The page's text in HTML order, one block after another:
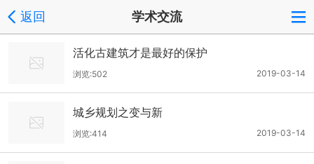
返回 学术交流
活化古建筑才是最好的保护
2019-03-14
浏览:502
城乡规划之变与新
2019-03-14
浏览:414